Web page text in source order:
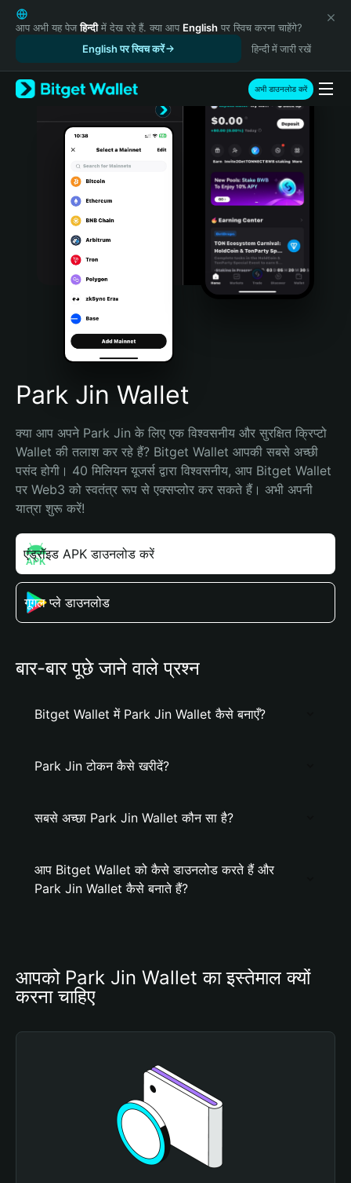
English
日本語
Русский
Español (Latinoamérica)
Türkçe
Português (Portugal)
Bahasa Indonesia
Português (Brasil)
Español (Argentina)
आप अभी यह पेजहिन्दीमें देख रहे हैं. क्या आप English पर स्विच करना चाहेंगे?
English पर स्विच करें
हिन्दी में जारी रखें
अभी डाउनलोड करें
Park Jin Wallet
क्या आप अपने Park Jin के लिए एक विश्वसनीय और सुरक्षित क्रिप्टो
Wallet की तलाश कर रहे हैं? Bitget Wallet आपकी सबसे अच्छी
पसंद होगी। 40 मिलियन यूजर्स द्वारा विश्वसनीय, आप Bitget Wallet
पर Web3 को स्वतंत्र रूप से एक्सप्लोर कर सकते हैं। अभी अपनी
यात्रा शुरू करें!
एंड्रॉइड APK डाउनलोड करें
गूगल प्ले डाउनलोड
बार-बार पूछे जाने वाले प्रश्न
Bitget Wallet में Park Jin Wallet कैसे बनाएँ?
Park Jin टोकन कैसे खरीदें?
सबसे अच्छा Park Jin Wallet कौन सा है?
आप Bitget Wallet को कैसे डाउनलोड करते हैं और
Park Jin Wallet कैसे बनाते हैं?
आपको Park Jin Wallet का इस्तेमाल क्यों
करना चाहिए